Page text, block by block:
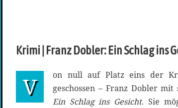
Krimi | Franz Dobler: Ein Schlag ins
V
on null auf Platz eins der
geschossen – Franz Dobler
Ein Schlag ins Gesicht. Sie